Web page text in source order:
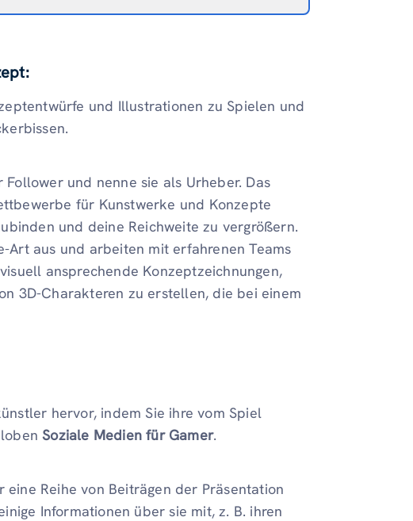
und Illustrationen zu Spielen und
und nenne sie als Urheber. Das
für Kunstwerke und Konzepte
und deine Reichweite zu vergrößern.
Art aus und arbeiten mit erfahrenen Teams
ansprechende Konzeptzeichnungen,
3D-Charakteren zu erstellen, die bei einem
hervor, indem Sie ihre vom Spiel
lobenSoziale Medien für Gamer.
Reihe von Beiträgen der Präsentation
Informationen über sie mit, z. B. ihren